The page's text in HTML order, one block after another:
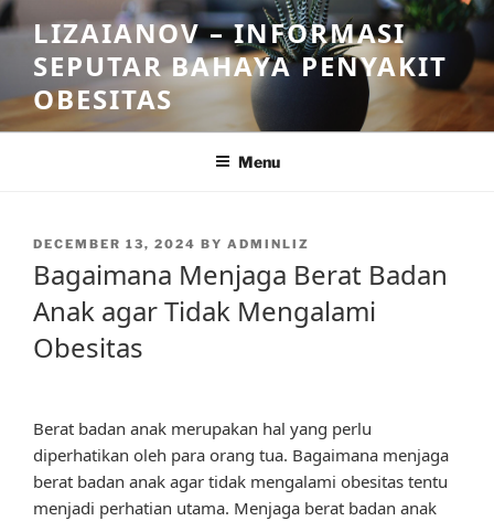
Skip
to
content
LIZAIANOV – INFORMASI
SEPUTAR BAHAYA PENYAKIT
OBESITAS
Menu
POSTED
DECEMBER 13, 2024 BY ADMINLIZ
Bagaimana Menjaga Berat Badan
Anak agar Tidak Mengalami
Obesitas
Berat badan anak merupakan hal yang perlu
diperhatikan oleh para orang tua. Bagaimana menjaga
berat badan anak agar tidak mengalami obesitas tentu
menjadi perhatian utama. Menjaga berat badan anak